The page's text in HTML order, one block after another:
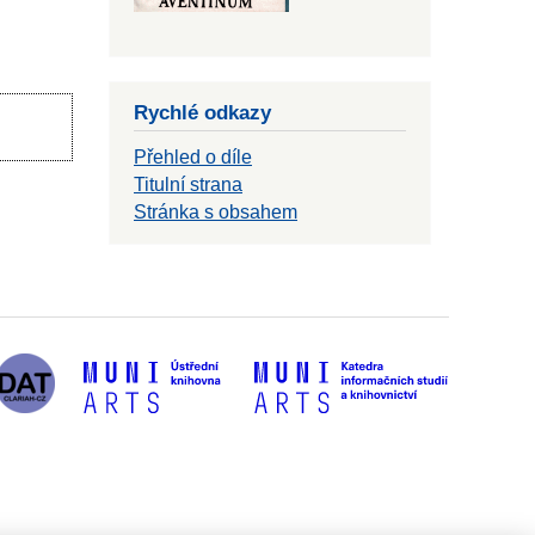
Rychlé odkazy
Přehled o díle
Titulní strana
Stránka s obsahem